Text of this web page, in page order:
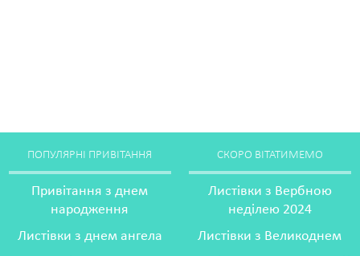
ПОПУЛЯРНІ ПРИВІТАННЯ
Привітання з днем
народження
Листівки з днем ангела
СКОРО ВІТАТИМЕМО
Листівки з Вербною
неділею 2024
Листівки з Великоднем